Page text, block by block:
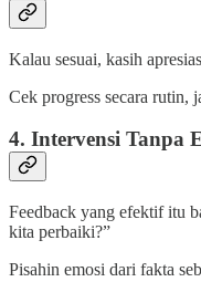
Kalau sesuai, kasih
Cek progress secara rutin,
4. Intervensi Tanpa
Feedback yang efektif itu
kita perbaiki?”
Pisahin emosi dari fakta